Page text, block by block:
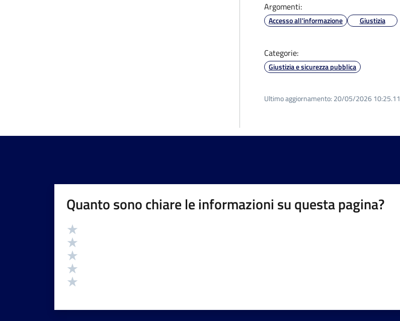
Argomenti:
Accesso all'informazione Giustizia
Categorie:
Giustizia e sicurezza pubblica
Ultimo aggiornamento: 20/05/2026 10:25.11
Quanto sono chiare le informazioni su questa pagina?
Valutazione